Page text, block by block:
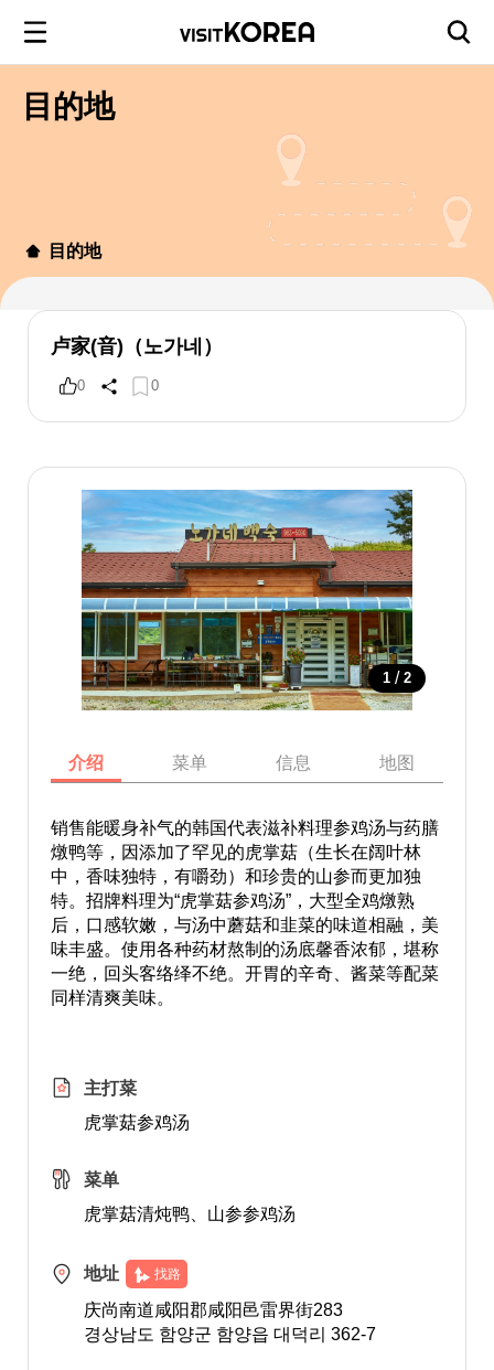
目的地
目的地
卢家(音)（노가네）
0 0
1 / 2
介绍 菜单 信息 地图
销售能暖身补气的韩国代表滋补料理参鸡汤与药膳
燉鸭等，因添加了罕见的虎掌菇（生长在阔叶林
中，香味独特，有嚼劲）和珍贵的山参而更加独
特。招牌料理为“虎掌菇参鸡汤”，大型全鸡燉熟
后，口感软嫩，与汤中蘑菇和韭菜的味道相融，美
味丰盛。使用各种药材熬制的汤底馨香浓郁，堪称
一绝，回头客络绎不绝。开胃的辛奇、酱菜等配菜
同样清爽美味。
主打菜
虎掌菇参鸡汤
菜单
虎掌菇清炖鸭、山参参鸡汤
地址 找路
庆尚南道咸阳郡咸阳邑雷界街283
경상남도 함양군 함양읍 대덕리 362-7